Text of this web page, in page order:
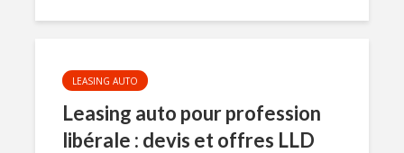
LEASING AUTO
Leasing auto pour profession
libérale : devis et offres LLD